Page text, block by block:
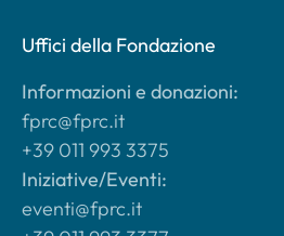
Uffici della Fondazione
Informazioni e donazioni:
fprc@fprc.it
+39 011 993 3375
Iniziative/Eventi:
eventi@fprc.it